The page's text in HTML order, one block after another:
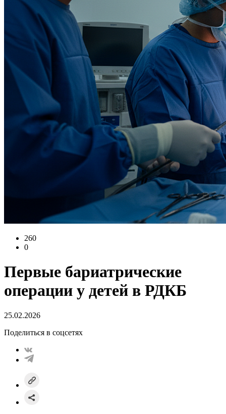
260
0
Первые бариатрические
операции у детей в РДКБ
25.02.2026
Поделиться в соцсетях